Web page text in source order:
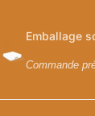
Emballage
Commande